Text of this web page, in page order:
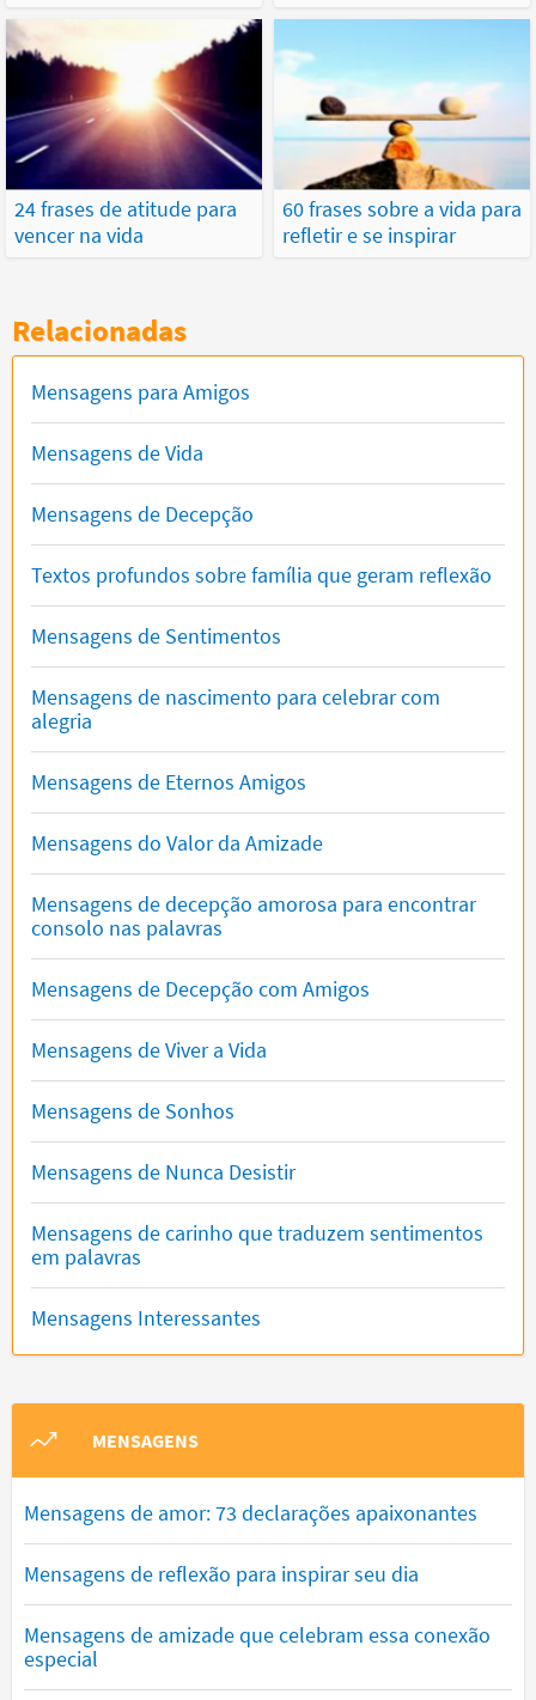
24 frases de atitude para
vencer na vida
60 frases sobre a vida para
refletir e se inspirar
Relacionadas
Mensagens para Amigos
Mensagens de Vida
Mensagens de Decepção
Textos profundos sobre família que geram reflexão
Mensagens de Sentimentos
Mensagens de nascimento para celebrar com
alegria
Mensagens de Eternos Amigos
Mensagens do Valor da Amizade
Mensagens de decepção amorosa para encontrar
consolo nas palavras
Mensagens de Decepção com Amigos
Mensagens de Viver a Vida
Mensagens de Sonhos
Mensagens de Nunca Desistir
Mensagens de carinho que traduzem sentimentos
em palavras
Mensagens Interessantes
MENSAGENS
Mensagens de amor: 73 declarações apaixonantes
Mensagens de reflexão para inspirar seu dia
Mensagens de amizade que celebram essa conexão
especial